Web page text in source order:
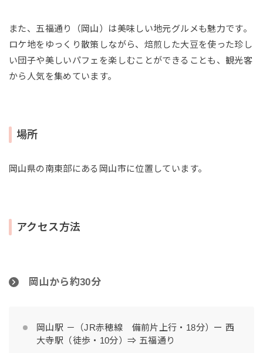
また、五福通り（岡山）は美味しい地元グルメも魅力です。
ロケ地をゆっくり散策しながら、焙煎した大豆を使った珍し
い団子や美しいパフェを楽しむことができることも、観光客
から人気を集めています。
場所
岡山県の南東部にある岡山市に位置しています。
アクセス方法
岡山から約30分
岡山駅 －（JR赤穂線 備前片上行・18分）ー 西
大寺駅（徒歩・10分）⇒ 五福通り